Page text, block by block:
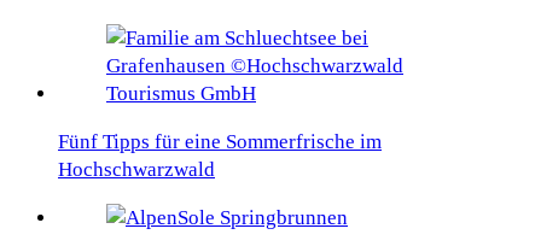
Fünf Tipps für eine Sommerfrische im
Hochschwarzwald